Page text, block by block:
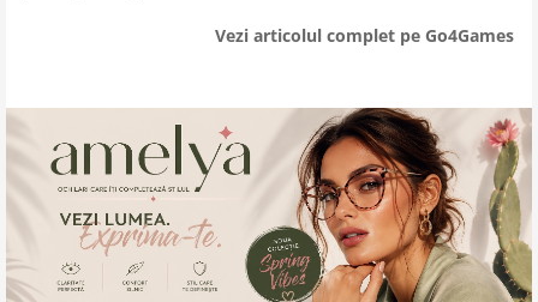
Vezi articolul complet pe Go4Games